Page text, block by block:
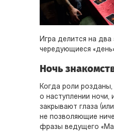
Игра делится на два
чередующиеся
Ночь
Когда роли
о наступлении ночи,
закрывают глаза
не позволяющие
фразы ведущего